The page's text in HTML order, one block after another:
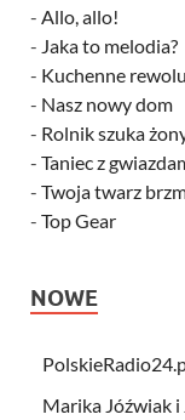
- Allo, allo!
- Jaka to melodia?
- Kuchenne
- Nasz nowy dom
- Rolnik szuka
- Taniec z
- Twoja twarz
- Top Gear
NOWE
Marika Jóźwiak i